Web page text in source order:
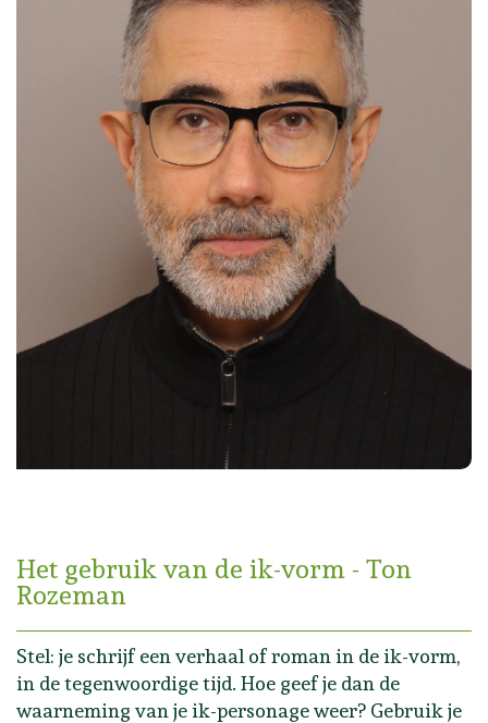
Het gebruik van de ik-vorm - Ton
Rozeman
Stel: je schrijf een verhaal of roman in de ik-vorm,
in de tegenwoordige tijd. Hoe geef je dan de
waarneming van je ik-personage weer? Gebruik je